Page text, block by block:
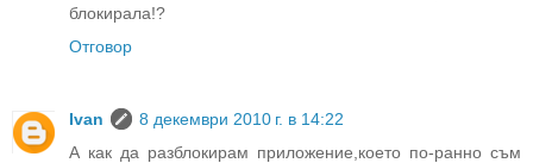
блокирала!?
Отговор
Ivan
8 декември 2010 г. в 14:22
А как да разблокирам приложение,което по-ранно съм